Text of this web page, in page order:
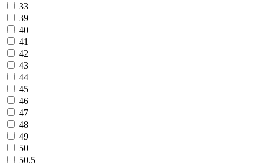
33
39
40
41
42
43
44
45
46
47
48
49
50
50.5